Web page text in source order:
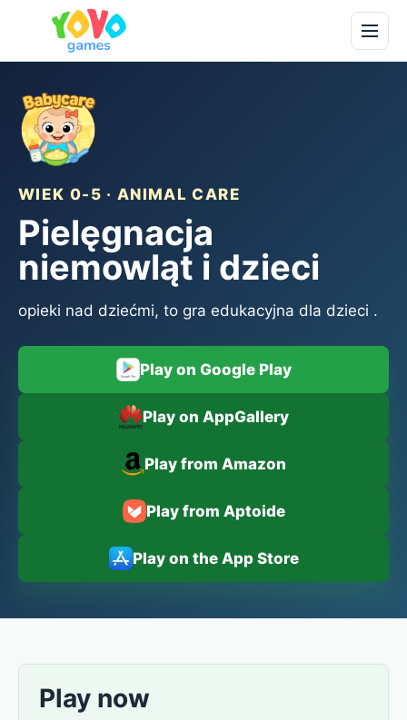
WIEK 0-5 · ANIMAL CARE
Pielęgnacja
niemowląt i dzieci
opieki nad dziećmi, to gra edukacyjna dla dzieci .
Play on Google Play
Play on AppGallery
Play from Amazon
Play from Aptoide
Play on the App Store
Play now